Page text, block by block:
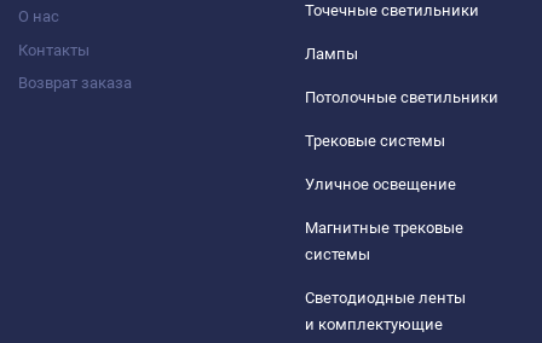
О нас
Контакты
Возврат заказа
Точечные светильники
Лампы
Потолочные светильники
Трековые системы
Уличное освещение
Магнитные трековые
системы
Светодиодные ленты
и комплектующие